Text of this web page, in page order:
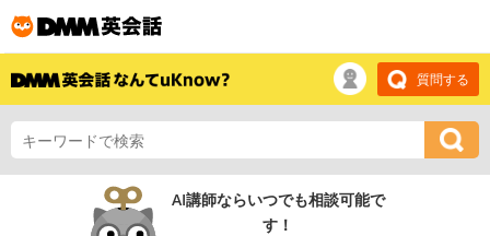
質問する
AI講師ならいつでも相談可能で
す！